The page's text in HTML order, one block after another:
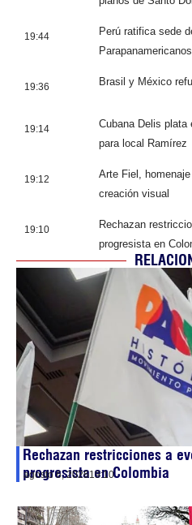
19:44
Perú ratifica sede
19:36 Brasil y México
19:14
Cubana Delis plata
para local Ramírez
19:12
Arte Fiel,
creación visual
19:10
Rechazan
progresista en
Rechazan restricciones a
progresista en Colombia
agosto 6, 202619:10